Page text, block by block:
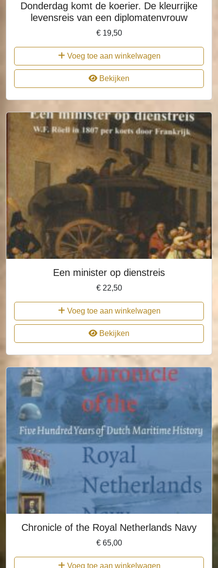
Donderdag komt de koerier. De kleurrijke
levensreis van een diplomatenvrouw
€19,50
Voeg toe aan winkelwagen
Bekijken
Een minister op dienstreis
€22,50
Voeg toe aan winkelwagen
Bekijken
Chronicle of the Royal Netherlands Navy
€65,00
Voeg toe aan winkelwagen